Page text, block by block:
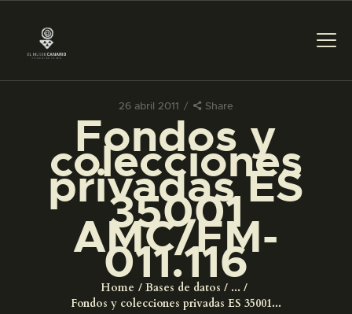
26 abril 2011 Share
Fondos y
colecciones
privadas ES
35001
AMC/FM-
011.116
Home Bases de datos
...
Fondos y colecciones privadas ES 35001...
PREPARAR LA VISITA
ACTIVIDADES
█
EL MUSEO